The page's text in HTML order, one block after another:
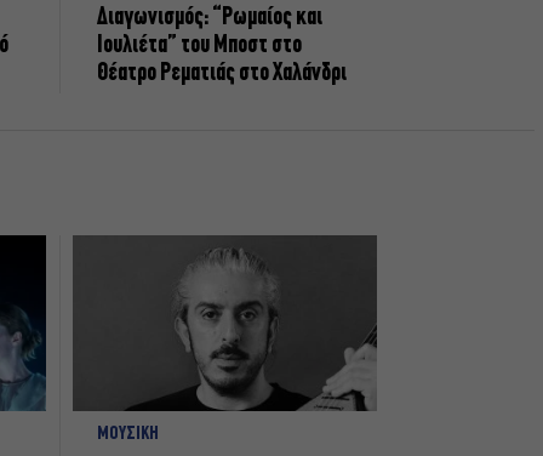
Διαγωνισμός: “Ρωμαίος και
Ιουλιέτα” του Μποστ στο
Θέατρο Ρεματιάς στο Χαλάνδρι
ΜΟΥΣΙΚΗ